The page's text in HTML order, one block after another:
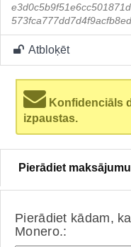
Atbloķēt
Konfidenciāls
izpaustas.
Pierādiet maksājumu
Pierādiet kādam,
Monero.: